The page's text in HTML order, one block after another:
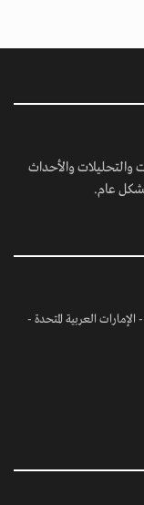
والتحليلات والأحداث
عام.
العربية المتحدة -